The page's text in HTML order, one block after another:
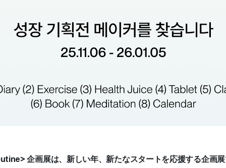
企画展は、新しい年、新たなスタートを応援する企画